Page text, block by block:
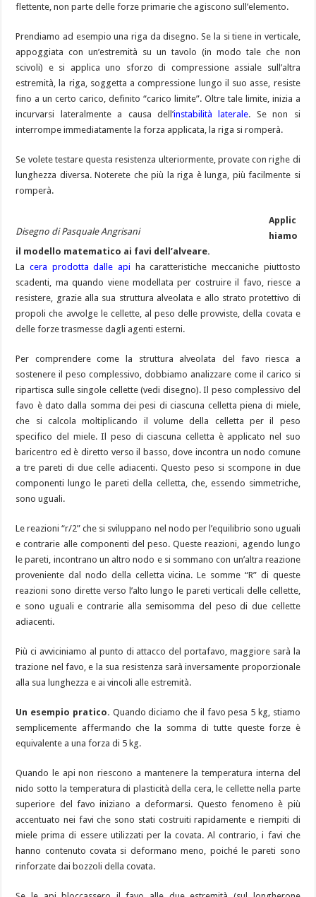
flettente, non parte delle forze primarie che agiscono sull’elemento.
Prendiamo ad esempio una riga da disegno. Se la si tiene in verticale,
appoggiata con un’estremità su un tavolo (in modo tale che non
scivoli) e si applica uno sforzo di compressione assiale sull’altra
estremità, la riga, soggetta a compressione lungo il suo asse, resiste
fino a un certo carico, definito “carico limite”. Oltre tale limite, inizia a
incurvarsi lateralmente a causa dell’instabilità laterale. Se non si
interrompe immediatamente la forza applicata, la riga si romperà.
Se volete testare questa resistenza ulteriormente, provate con righe di
lunghezza diversa. Noterete che più la riga è lunga, più facilmente si
romperà.
Disegno di Pasquale Angrisani
Applic
hiamo
il modello matematico ai favi dell’alveare.
La cera prodotta dalle api ha caratteristiche meccaniche piuttosto
scadenti, ma quando viene modellata per costruire il favo, riesce a
resistere, grazie alla sua struttura alveolata e allo strato protettivo di
propoli che avvolge le cellette, al peso delle provviste, della covata e
delle forze trasmesse dagli agenti esterni.
Per comprendere come la struttura alveolata del favo riesca a
sostenere il peso complessivo, dobbiamo analizzare come il carico si
ripartisca sulle singole cellette (vedi disegno). Il peso complessivo del
favo è dato dalla somma dei pesi di ciascuna celletta piena di miele,
che si calcola moltiplicando il volume della celletta per il peso
specifico del miele. Il peso di ciascuna celletta è applicato nel suo
baricentro ed è diretto verso il basso, dove incontra un nodo comune
a tre pareti di due celle adiacenti. Questo peso si scompone in due
componenti lungo le pareti della celletta, che, essendo simmetriche,
sono uguali.
Le reazioni “r/2” che si sviluppano nel nodo per l’equilibrio sono uguali
e contrarie alle componenti del peso. Queste reazioni, agendo lungo
le pareti, incontrano un altro nodo e si sommano con un’altra reazione
proveniente dal nodo della celletta vicina. Le somme “R” di queste
reazioni sono dirette verso l’alto lungo le pareti verticali delle cellette,
e sono uguali e contrarie alla semisomma del peso di due cellette
adiacenti.
Più ci avviciniamo al punto di attacco del portafavo, maggiore sarà la
trazione nel favo, e la sua resistenza sarà inversamente proporzionale
alla sua lunghezza e ai vincoli alle estremità.
Un esempio pratico. Quando diciamo che il favo pesa 5 kg, stiamo
semplicemente affermando che la somma di tutte queste forze è
equivalente a una forza di 5 kg.
Quando le api non riescono a mantenere la temperatura interna del
nido sotto la temperatura di plasticità della cera, le cellette nella parte
superiore del favo iniziano a deformarsi. Questo fenomeno è più
accentuato nei favi che sono stati costruiti rapidamente e riempiti di
miele prima di essere utilizzati per la covata. Al contrario, i favi che
hanno contenuto covata si deformano meno, poiché le pareti sono
rinforzate dai bozzoli della covata.